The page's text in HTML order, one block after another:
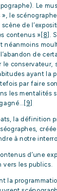
Le
», le
de
contenus » [8]
.
néanmoins
de
le conservateur,
ayant la
par faire
les mentalités
[9]
la définition
à notre
d’une
les publics.
la